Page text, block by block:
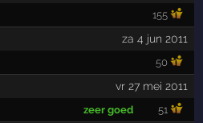
155
za 4 jun 2011
50
vr 27 mei 2011
zeer goed 51